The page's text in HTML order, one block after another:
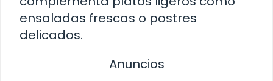
ensaladas frescas o postres
delicados.
Anuncios